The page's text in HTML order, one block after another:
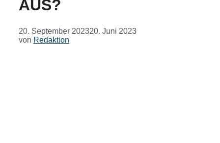
AUS?
20. September 202320. Juni 2023
von Redaktion